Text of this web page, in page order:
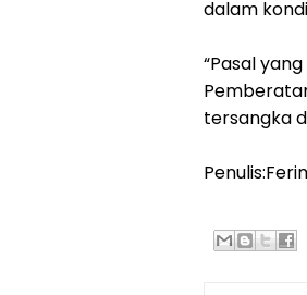
dalam
“Pasal
tersangka